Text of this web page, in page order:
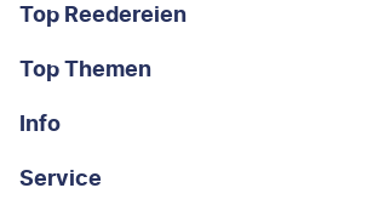
Portugal
Albanien
Griechenland
Top Reedereien
AIDA
MSC Cruises
Costa Kreuzfahrten
Top Themen
Rundreisen
Kleingruppen-Rundreisen
Info
Über uns
Service